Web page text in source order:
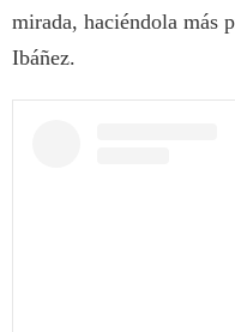
mirada, haciéndola más
Ibáñez.